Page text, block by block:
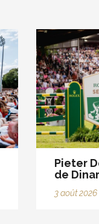
Pieter
de
3 août 2026